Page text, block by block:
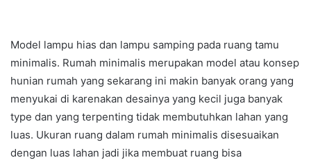
Model lampu hias dan lampu samping pada ruang tamu
minimalis. Rumah minimalis merupakan model atau konsep
hunian rumah yang sekarang ini makin banyak orang yang
menyukai di karenakan desainya yang kecil juga banyak
type dan yang terpenting tidak membutuhkan lahan yang
luas. Ukuran ruang dalam rumah minimalis disesuaikan
dengan luas lahan jadi jika membuat ruang bisa